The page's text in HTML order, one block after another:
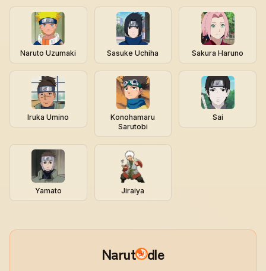
Naruto Uzumaki Sasuke Uchiha Sakura Haruno
Iruka Umino
Konohamaru
Sarutobi
Sai
Yamato Jiraiya
Narut dle